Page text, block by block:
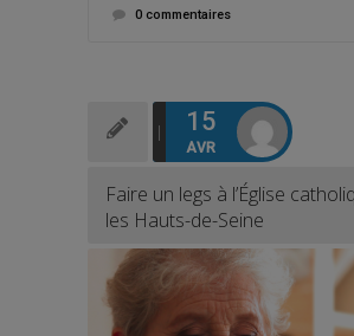
0 commentaires
15
AVR
Faire un legs à l’Église
les Hauts-de-Seine